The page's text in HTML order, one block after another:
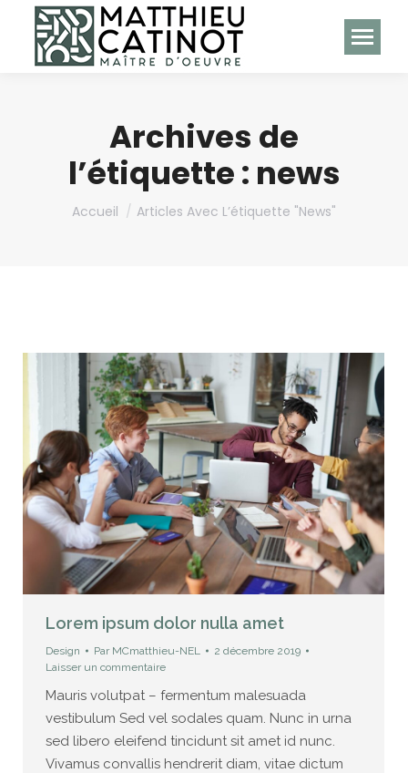
Archives de
l’étiquette : news
Vous êtes ici :
Accueil Articles Avec L’étiquette "news"
Lorem ipsum dolor nulla amet
Design Par MCmatthieu-NEL
2 décembre 2019
Laisser un commentaire
Mauris volutpat – fermentum malesuada
vestibulum Sed vel sodales quam. Nunc in urna
sed libero eleifend tincidunt sit amet id nunc.
Vivamus convallis hendrerit diam, vitae dictum